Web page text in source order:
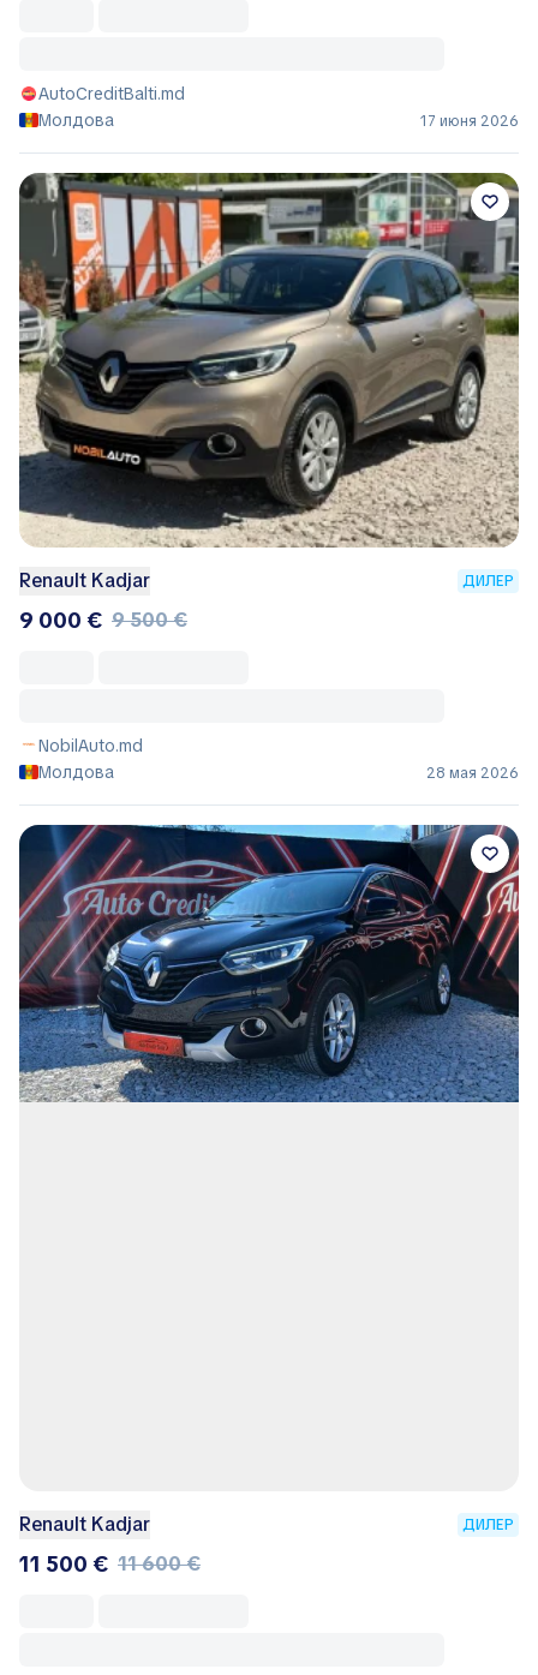
AutoCreditBalti.md
Молдова
17 июня 2026
Renault Kadjar ДИЛЕР
9 000 € 9 500 €
NobilAuto.md
Молдова
28 мая 2026
Renault Kadjar ДИЛЕР
11 500 € 11 600 €